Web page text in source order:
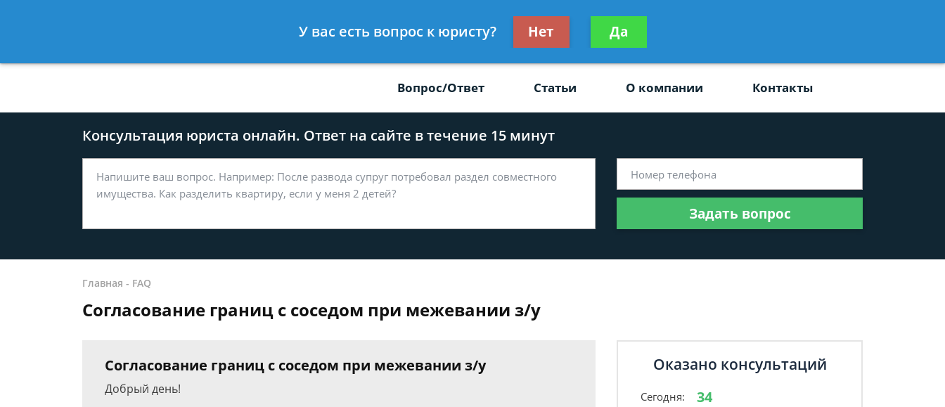
8 812 509-27-47
Получите консультацию
бесплатно
Вопрос/Ответ Статьи О компании Контакты
Консультация юриста онлайн. Ответ на сайте в течение 15 минут
Задать вопрос
Главная - FAQ
Согласование границ с соседом при межевании з/у
Согласование границ с соседом при межевании з/у
Добрый день!
Оказано консультаций
Сегодня: 34
У вас есть вопрос к юристу? Нет Да